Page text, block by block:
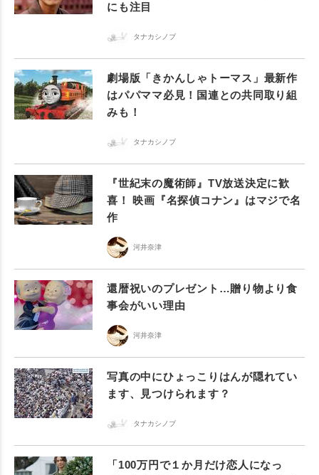
にも注目
タナカシノブ
劇場版「きかんしゃトーマス」最新作
はパパママ必見！国連との共同取り組
みも！
タナカシノブ
『世紀末の魔術師』TV放送決定に歓
喜！ 映画『名探偵コナン』はマジで名
作
河井奈津
還暦祝いのプレゼント…贈り物より食
事会がいい理由
河井奈津
写真の中にひょっこりはんが隠れてい
ます、見つけられます？
タナカシノブ
「100万円で１か月だけ恋人になっ